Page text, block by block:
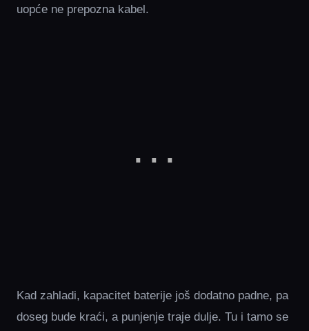
uopće ne prepozna kabel.
Kad zahladi, kapacitet baterije još dodatno padne, pa
doseg bude kraći, a punjenje traje dulje. Tu i tamo se